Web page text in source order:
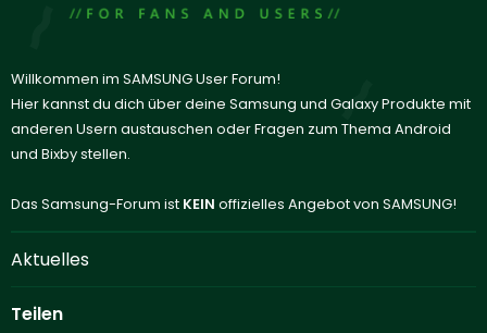
Willkommen im SAMSUNG User Forum!
Hier kannst du dich über deine Samsung und Galaxy Produkte mit
anderen Usern austauschen oder Fragen zum Thema Android
und Bixby stellen.
Das Samsung-Forum ist KEIN offizielles Angebot von SAMSUNG!
Aktuelles
Teilen